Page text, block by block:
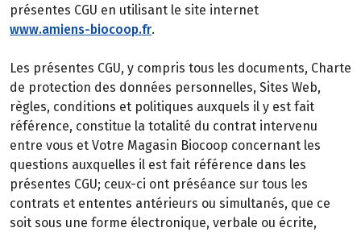
présentes CGU en utilisant le site internet
www.amiens-biocoop.fr.
Les présentes CGU, y compris tous les documents, Charte
de protection des données personnelles, Sites Web,
règles, conditions et politiques auxquels il y est fait
référence, constitue la totalité du contrat intervenu
entre vous et Votre Magasin Biocoop concernant les
questions auxquelles il est fait référence dans les
présentes CGU; ceux-ci ont préséance sur tous les
contrats et ententes antérieurs ou simultanés, que ce
soit sous une forme électronique, verbale ou écrite,